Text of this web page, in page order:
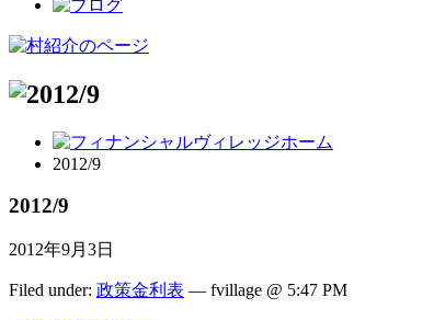
2012/9
2012/9
2012年9月3日
Filed under: 政策金利表 — fvillage @ 5:47 PM